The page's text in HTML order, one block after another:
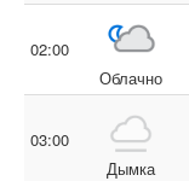
02:00
Облачно
03:00
Дымка